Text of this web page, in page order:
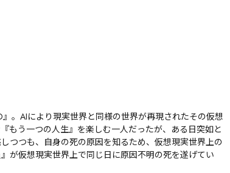
。AIにより現実世界と同様の世界が再現されたその仮想
もう一つの人生』を楽しむ一人だったが、ある日突如と
つつも、自身の死の原因を知るため、仮想現実世界上の
が仮想現実世界上で同じ日に原因不明の死を遂げてい